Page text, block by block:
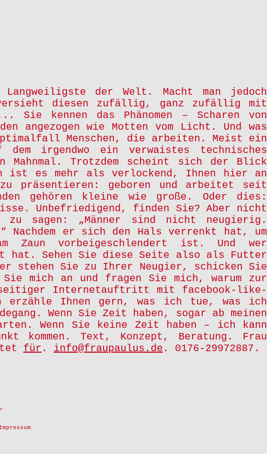
der Welt. Macht man jedoch
versieht diesen zufällig, ganz zufällig mit
Sie kennen das Phänomen – Scharen von
angezogen wie Motten vom Licht. Und was
Menschen, die arbeiten. Meist ein
dem irgendwo ein verwaistes technisches
Mahnmal. Trotzdem scheint sich der Blick
ist es mehr als verlockend, Ihnen hier an
präsentieren: geboren und arbeitet seit
gehören kleine wie große. Oder dies:
Unbefriedigend, finden Sie? Aber nicht
sagen: „Männer sind nicht neugierig.
Nachdem er sich den Hals verrenkt hat, um
Zaun vorbeigeschlendert ist. Und wer
hat. Sehen Sie diese Seite also als Futter
stehen Sie zu Ihrer Neugier, schicken Sie
mich an und fragen Sie mich, warum zur
Internetauftritt mit facebook-like-
Ihnen gern, was ich tue, was ich
Wenn Sie Zeit haben, sogar ab meinen
Wenn Sie keine Zeit haben – ich kann
kommen. Text, Konzept, Beratung. Frau
für . info@fraupaulus.de . 0176-29972887.
Impressum